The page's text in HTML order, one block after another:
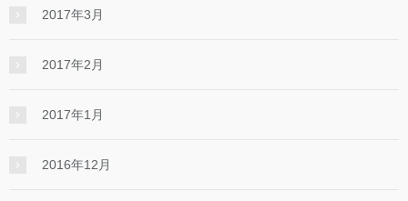
2017年3月
2017年2月
2017年1月
2016年12月